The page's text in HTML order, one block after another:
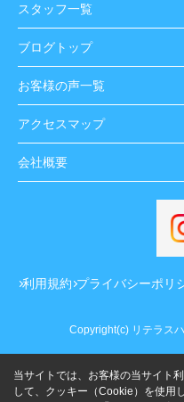
スタッフ一覧
ブログトップ
お客様の声一覧
アクセスマップ
会社概要
利用規約 プライバシーポリ
Copyright(c) リテラス
当サイトでは、お客様の当サイト
して、クッキー（Cookie）を使用